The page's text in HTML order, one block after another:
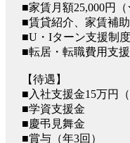
■家賃月額25,000円
■賃貸紹介、家賃補助
■U・Iターン支援制
■転居・転職費用支
【待遇】
■入社支援金15万円（
■学資支援金
■慶弔見舞金
■賞与（年3回）